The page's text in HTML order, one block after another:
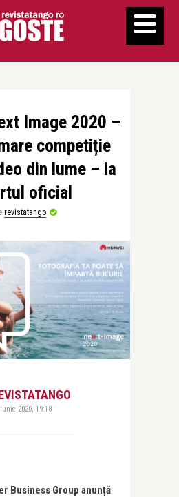
Image 2020 –
competiție
din lume – ia
oficial
revistatango
2020, 19:18
Business Group anunță